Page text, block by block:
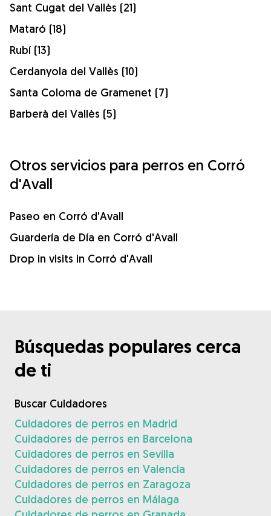
Sant Cugat del Vallès (21)
Mataró (18)
Rubí (13)
Cerdanyola del Vallès (10)
Santa Coloma de Gramenet (7)
Barberà del Vallès (5)
Otros servicios para perros en Corró
d'Avall
Paseo en Corró d'Avall
Guardería de Día en Corró d'Avall
Drop in visits in Corró d'Avall
Búsquedas populares cerca
de ti
Buscar Cuidadores
Cuidadores de perros en Madrid
Cuidadores de perros en Barcelona
Cuidadores de perros en Sevilla
Cuidadores de perros en Valencia
Cuidadores de perros en Zaragoza
Cuidadores de perros en Málaga